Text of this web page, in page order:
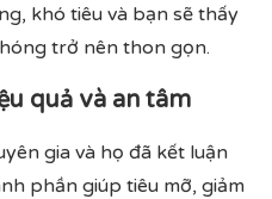
khó tiêu và bạn sẽ thấy
trở nên thon gọn.
quả và an tâm
gia và họ đã kết luận
phần giúp tiêu mỡ, giảm